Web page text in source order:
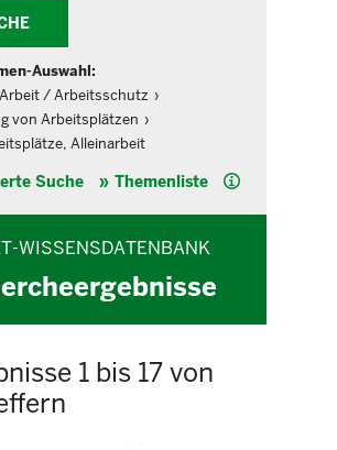
Auswahl:
/ Arbeitsschutz
von Arbeitsplätzen
Alleinarbeit
Suche Themenliste Hilfe
WISSENSDATENBANK
1 bis 17 von